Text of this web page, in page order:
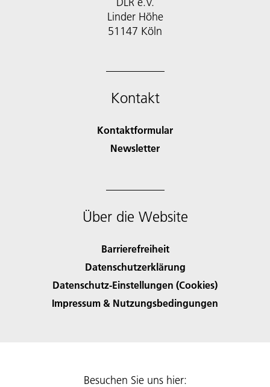
Linder Höhe
51147 Köln
Kontakt
Kontaktformular
Newsletter
Über die Website
Barrierefreiheit
Datenschutzerklärung
Datenschutz-Einstellungen (Cookies)
Impressum & Nutzungsbedingungen
Besuchen Sie uns hier: